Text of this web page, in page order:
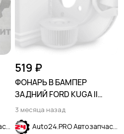
Auto24.PRO Автозапчасти
519 ₽
ФОНАРЬ В БАМПЕР
ЗАДНИЙ FORD KUGA II
2012-2019
3 месяца назад
Auto24.PRO Автозапчасти